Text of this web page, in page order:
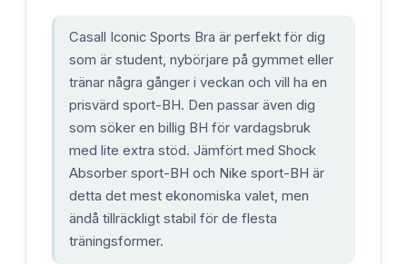
Casall Iconic Sports Bra är perfekt för dig
som är student, nybörjare på gymmet eller
tränar några gånger i veckan och vill ha en
prisvärd sport-BH. Den passar även dig
som söker en billig BH för vardagsbruk
med lite extra stöd. Jämfört med Shock
Absorber sport-BH och Nike sport-BH är
detta det mest ekonomiska valet, men
ändå tillräckligt stabil för de flesta
träningsformer.